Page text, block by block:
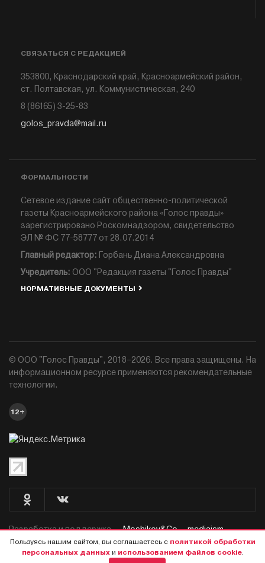
СВЯЗАТЬСЯ С РЕДАКЦИЕЙ
353800, Краснодарский край, Красноармейский район,
ст. Полтавская, ул. Коммунистическая, 240
8 (86165) 3-25-83
golos_pravda@mail.ru
ФОРМАЛЬНОСТИ
Сетевое издание сайт общественно-политической
газеты Красноармейского района «Голос правды»
зарегистрировано Роскомнадзором, свидетельство
ЭЛ № ФС 77-58777 от 28.07.2014
Главный редактор: Горбань Диана Александровна
Учредитель: ООО "Редакция газеты "Голос Правды"
НОРМАТИВНЫЕ ДОКУМЕНТЫ
© ООО "Голос Правды", 2018–2026. Все права защищены. На
информационном ресурсе применяются рекомендательные
технологии.
12+
Разработка и поддержка —Moshikov&Co. - mediaism.
Пользуясь нашим сайтом, вы соглашаетесь с политикой обработки
персональных данныхи использованием файлов cookie.